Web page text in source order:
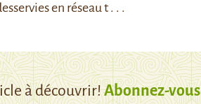
en réseau t . . .
à découvrir!Abonnez-vous